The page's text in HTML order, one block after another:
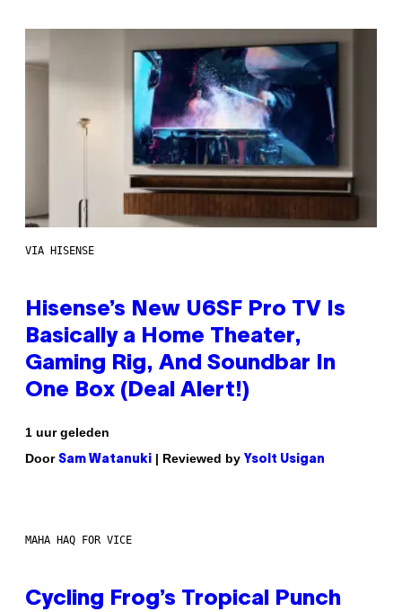
VIA HISENSE
Hisense’s New U6SF Pro TV Is
Basically a Home Theater,
Gaming Rig, And Soundbar In
One Box (Deal Alert!)
1 uur geleden
Door Sam Watanuki | Reviewed by Ysolt Usigan
MAHA HAQ FOR VICE
Cycling Frog’s Tropical Punch